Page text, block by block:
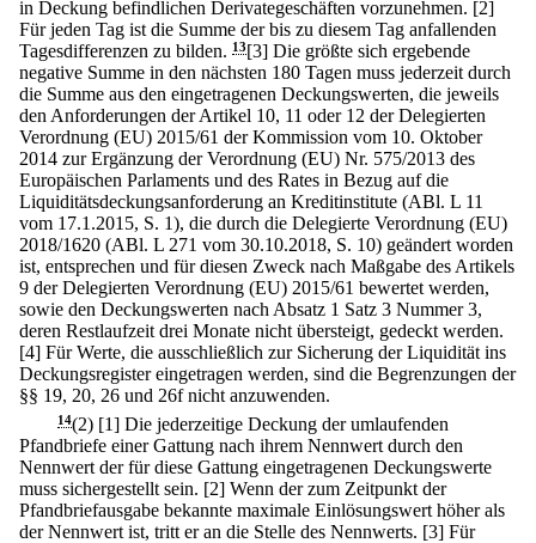
in Deckung befindlichen Derivategeschäften vorzunehmen. [2]
Für jeden Tag ist die Summe der bis zu diesem Tag anfallenden
Tagesdifferenzen zu bilden. 13[3] Die größte sich ergebende
negative Summe in den nächsten 180 Tagen muss jederzeit durch
die Summe aus den eingetragenen Deckungswerten, die jeweils
den Anforderungen der Artikel 10, 11 oder 12 der Delegierten
Verordnung (EU) 2015/61 der Kommission vom 10. Oktober
2014 zur Ergänzung der Verordnung (EU) Nr. 575/2013 des
Europäischen Parlaments und des Rates in Bezug auf die
Liquiditätsdeckungsanforderung an Kreditinstitute (ABl. L 11
vom 17.1.2015, S. 1), die durch die Delegierte Verordnung (EU)
2018/1620 (ABl. L 271 vom 30.10.2018, S. 10) geändert worden
ist, entsprechen und für diesen Zweck nach Maßgabe des Artikels
9 der Delegierten Verordnung (EU) 2015/61 bewertet werden,
sowie den Deckungswerten nach Absatz 1 Satz 3 Nummer 3,
deren Restlaufzeit drei Monate nicht übersteigt, gedeckt werden.
[4] Für Werte, die ausschließlich zur Sicherung der Liquidität ins
Deckungsregister eingetragen werden, sind die Begrenzungen der
§§ 19, 20, 26 und 26f nicht anzuwenden.
14(2) [1] Die jederzeitige Deckung der umlaufenden
Pfandbriefe einer Gattung nach ihrem Nennwert durch den
Nennwert der für diese Gattung eingetragenen Deckungswerte
muss sichergestellt sein. [2] Wenn der zum Zeitpunkt der
Pfandbriefausgabe bekannte maximale Einlösungswert höher als
der Nennwert ist, tritt er an die Stelle des Nennwerts. [3] Für